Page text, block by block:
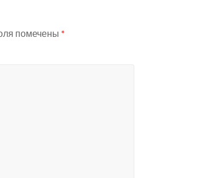
помечены *